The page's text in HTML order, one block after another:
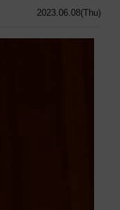
2023.06.08(Thu)